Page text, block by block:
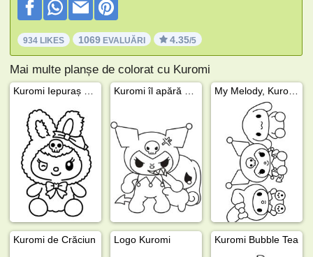
934 LIKES 1069 EVALUĂRI 4.35/5
Mai multe planșe de colorat cu Kuromi
Kuromi de Crăciun Logo Kuromi Kuromi Bubble Tea